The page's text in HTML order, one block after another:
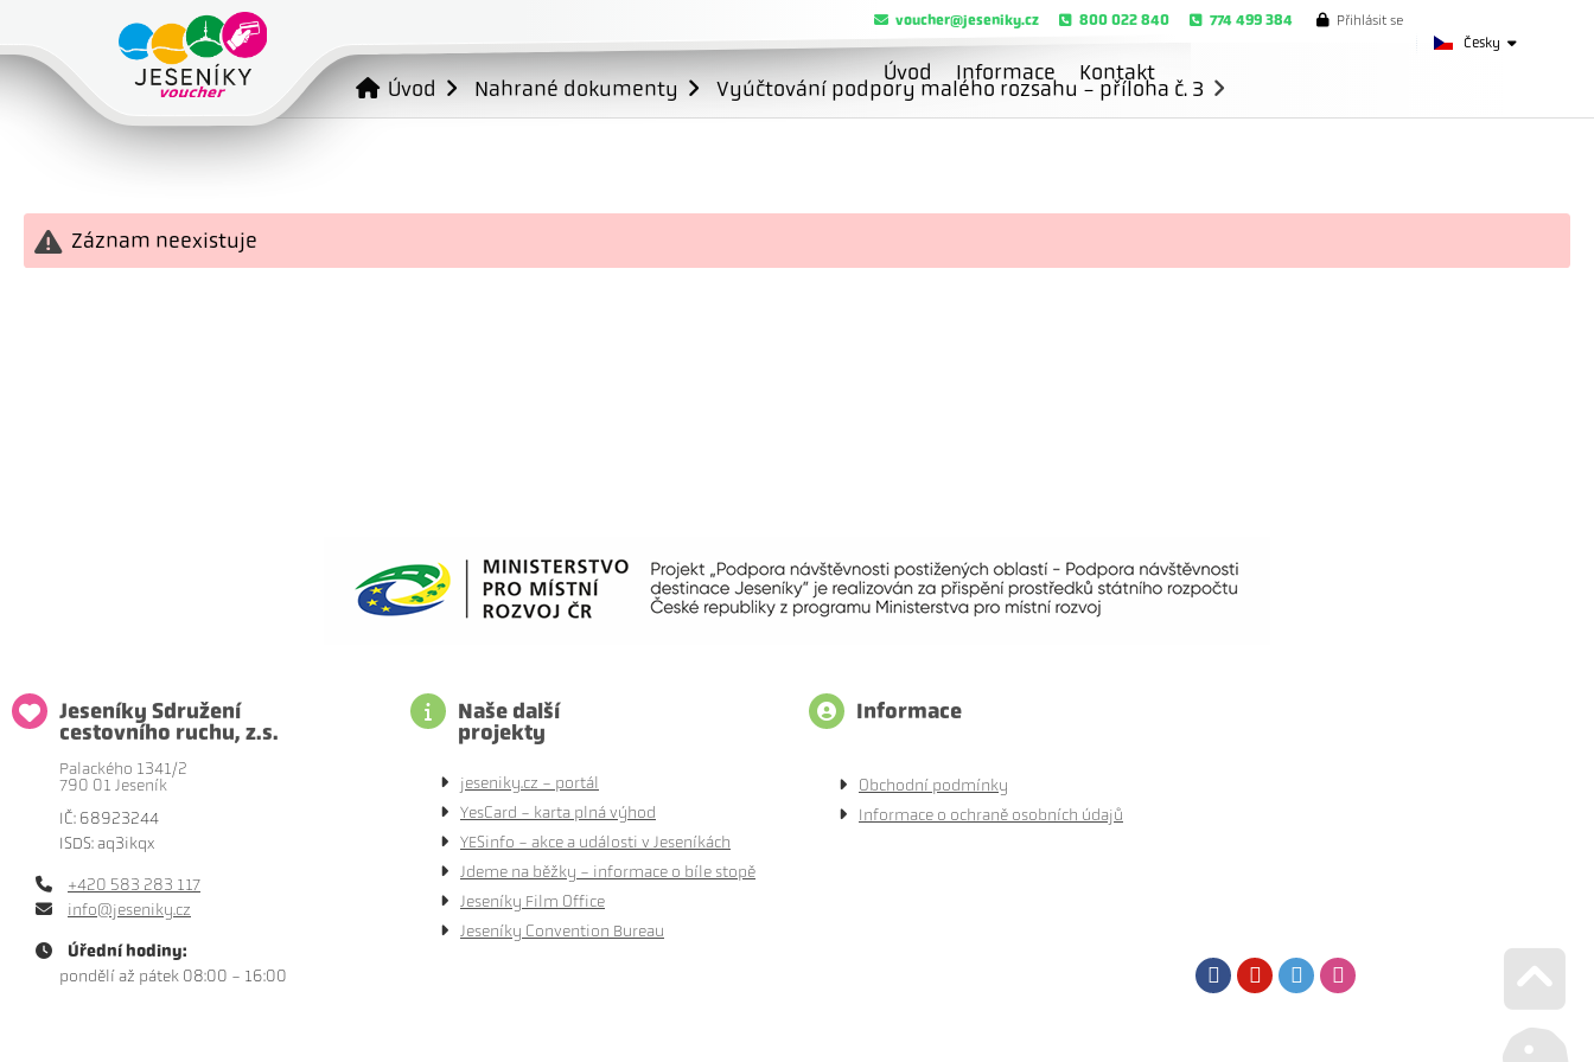
Česky
voucher@jeseniky.cz 800 022 840 774 499 384 Přihlásit se
Úvod Informace Kontakt
Úvod Nahrané dokumenty Vyúčtování podpory malého rozsahu - příloha č. 3
Záznam neexistuje
Jeseníky Sdružení
cestovního ruchu, z.s.
Palackého 1341/2
790 01 Jeseník
IČ: 68923244
ISDS: aq3ikqx
+420 583 283 117
info@jeseniky.cz
Úřední hodiny:
pondělí až pátek 08:00 - 16:00
Naše další
projekty
jeseniky.cz - portál
YesCard - karta plná výhod
YESinfo - akce a události v Jeseníkách
Jdeme na běžky - informace o bíle stopě
Jeseníky Film Office
Jeseníky Convention Bureau
Informace
Obchodní podmínky
Informace o ochraně osobních údajů
FacebookYoutubeTwitter
Go